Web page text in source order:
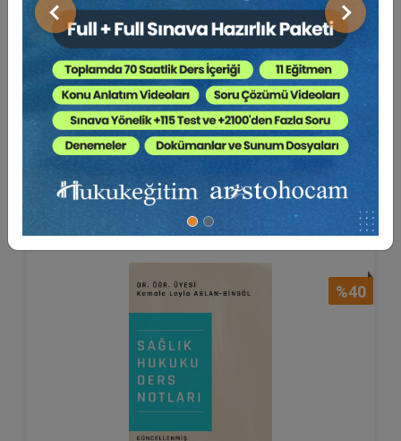
Önceki Sonraki
Hekimin Sır Saklama ve Bildirim
Yükümlülüklerine...
Av. Lara Su ÇUHACI
250 TL
150 TL Sepete Ekle
%40